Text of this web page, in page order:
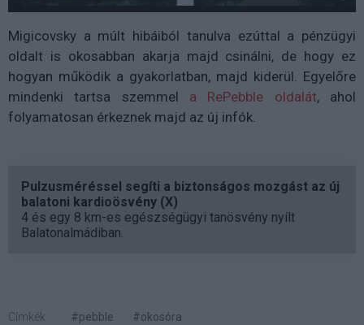
Migicovsky a múlt hibáiból tanulva ezúttal a pénzügyi
oldalt is okosabban akarja majd csinálni, de hogy ez
hogyan működik a gyakorlatban, majd kiderül. Egyelőre
mindenki tartsa szemmel a RePebble oldalát, ahol
folyamatosan érkeznek majd az új infók.
Pulzusméréssel segíti a biztonságos mozgást az új
balatoni kardioösvény (X)
4 és egy 8 km-es egészségügyi tanösvény nyílt
Balatonalmádiban.
Címkék: #pebble #okosóra